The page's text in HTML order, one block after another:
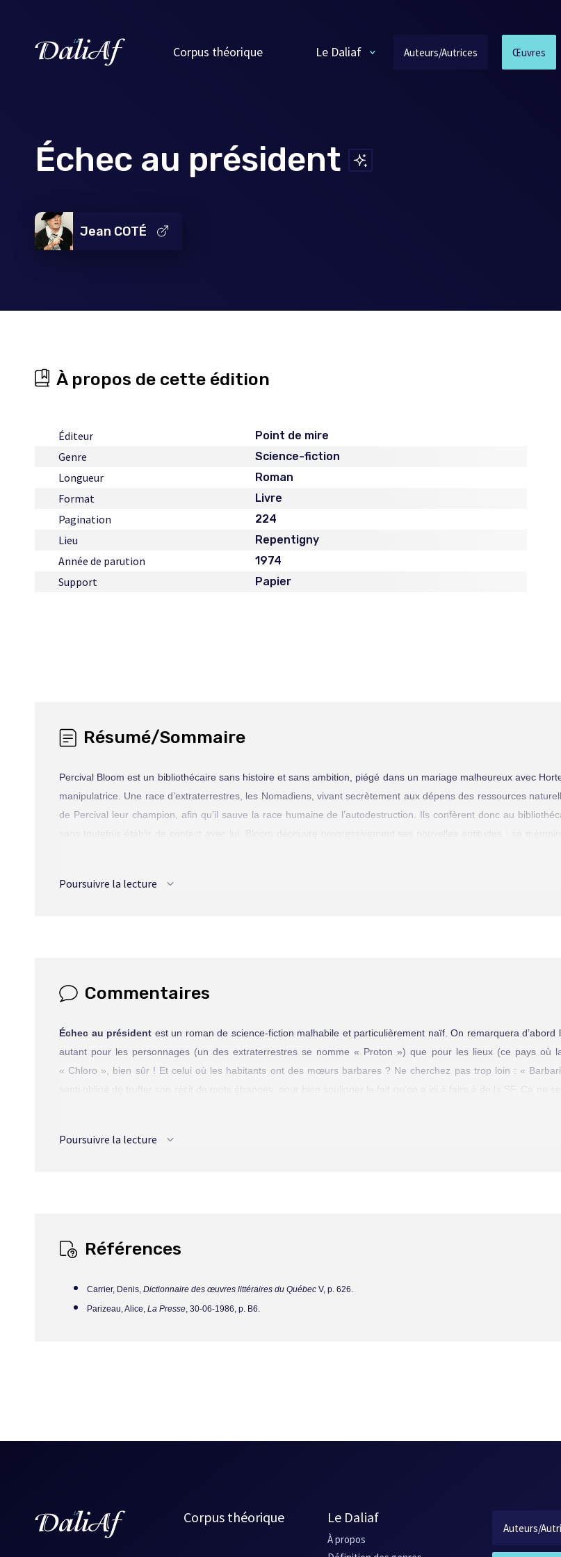
Corpus théorique Le Daliaf Auteurs/Autrices Œuvres
Échec au président
Jean COTÉ
À propos de cette édition
Éditeur Point de mire
Genre Science-fiction
Longueur Roman
Format Livre
Pagination 224
Lieu Repentigny
Année de parution 1974
Support Papier
Résumé/Sommaire
Percival Bloom est un bibliothécaire sans histoire et sans ambition, piégé dans un mariage malheureux avec
manipulatrice. Une race d’extraterrestres, les Nomadiens, vivant secrètement aux dépens des ressources
de Percival leur champion, afin qu’il sauve la race humaine de l’autodestruction. Ils confèrent donc au
sans toutefois établir de contact avec lui. Bloom découvre progressivement ses nouvelles aptitudes : sa
réside Percival. Ce dernier rejoint un groupe de rebelles de Bibilus. Après plusieurs attaques terroristes
Poursuivre la lecture
Commentaires
Échec au président est un roman de science-fiction malhabile et particulièrement naïf. On remarquera d’abord
autant pour les personnages (un des extraterrestres se nomme « Proton ») que pour les lieux (ce pays où
« Chloro », bien sûr ! Et celui où les habitants ont des mœurs barbares ? Ne cherchez pas trop loin : «
senti obligé de truffer son récit de mots étranges, pour bien souligner le fait qu’on a ici à faire à de la SF. Ça ne
Les extraterrestres ne sont mentionnés qu’au tout début et à la toute fin du roman, pour justifier l’apparition
Les personnages n’ont aucune profondeur, à commencer par Percival. Il ne s’interroge jamais vraiment sur
origine ou sur la façon de les utiliser. Il se laisse passivement porter par le récit, sortant par moments de son
d’avoir été séparé de sa femme et de ses enfants (qui ne sont jamais présentés) pendant qu’il participait à la
voisin. Quand les personnages d’un roman se sentent encore moins impliqués dans le récit que le lecteur, ce
Poursuivre la lecture
Références
Carrier, Denis, Dictionnaire des œuvres littéraires du Québec V, p. 626.
Parizeau, Alice, La Presse, 30-06-1986, p. B6.
Corpus théorique Le Daliaf
À propos
Auteurs/